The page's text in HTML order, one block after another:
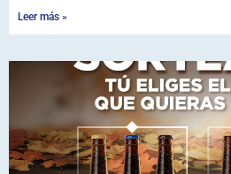
Leer más »